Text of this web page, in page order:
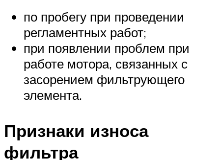
по пробегу при проведении
регламентных работ;
при появлении проблем при
работе мотора, связанных с
засорением фильтрующего
элемента.
Признаки износа
фильтра